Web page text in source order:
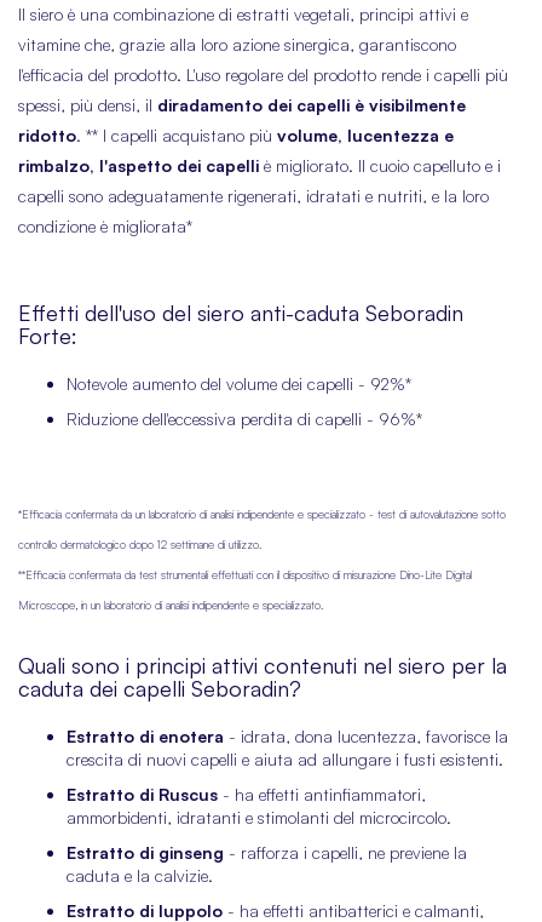
Il siero è una combinazione di estratti vegetali, principi attivi e
vitamine che, grazie alla loro azione sinergica, garantiscono
l'efficacia del prodotto. L'uso regolare del prodotto rende i capelli più
spessi, più densi, il diradamento dei capelli è visibilmente
ridotto. ** I capelli acquistano più volume, lucentezza e
rimbalzo, l'aspetto dei capelli è migliorato. Il cuoio capelluto e i
capelli sono adeguatamente rigenerati, idratati e nutriti, e la loro
condizione è migliorata*
Effetti dell'uso del siero anti-caduta Seboradin
Forte:
Notevole aumento del volume dei capelli - 92%*
Riduzione dell'eccessiva perdita di capelli - 96%*
*Efficacia confermata da un laboratorio di analisi indipendente e specializzato - test di autovalutazione sotto
controllo dermatologico dopo 12 settimane di utilizzo.
**Efficacia confermata da test strumentali effettuati con il dispositivo di misurazione Dino-Lite Digital
Microscope, in un laboratorio di analisi indipendente e specializzato.
Quali sono i principi attivi contenuti nel siero per la
caduta dei capelli Seboradin?
Estratto di enotera - idrata, dona lucentezza, favorisce la
crescita di nuovi capelli e aiuta ad allungare i fusti esistenti.
Estratto di Ruscus - ha effetti antinfiammatori,
ammorbidenti, idratanti e stimolanti del microcircolo.
Estratto di ginseng - rafforza i capelli, ne previene la
caduta e la calvizie.
Estratto di luppolo - ha effetti antibatterici e calmanti,